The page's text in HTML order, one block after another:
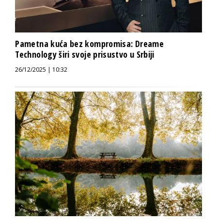
Pametna kuća bez kompromisa: Dreame
Technology širi svoje prisustvo u Srbiji
26/12/2025 | 10:32